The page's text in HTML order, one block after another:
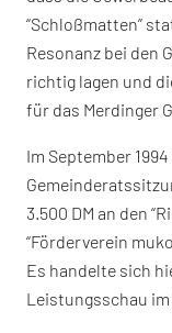
“Schloßmatten”
Resonanz bei den
richtig lagen und
für das Merdinger
Im September
3.500 DM an den
“Förderverein
Es handelte sich
Leistungsschau